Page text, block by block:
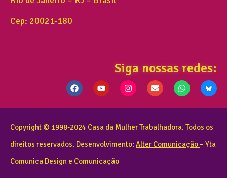
Cep: 20021-180
Siga nossas redes:
Copyright © 1998-2024 Casa da Mulher Trabalhadora. Todos os
direitos reservados. Desenvolvimento: Alter Comunicação – Yta
Comunica Design e Comunicação